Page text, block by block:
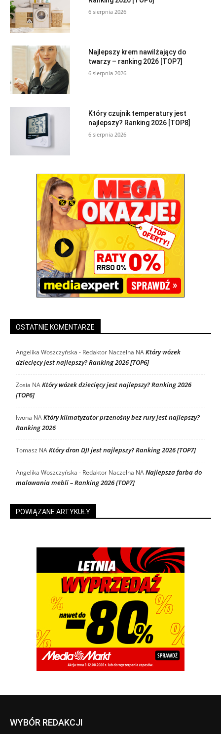
6 sierpnia 2026
Najlepszy krem nawilżający do
twarzy – ranking 2026 [TOP7]
6 sierpnia 2026
Który czujnik temperatury jest
najlepszy? Ranking 2026 [TOP8]
6 sierpnia 2026
OSTATNIE KOMENTARZE
Angelika Woszczyńska - Redaktor Naczelna NAKtóry wózek
dziecięcy jest najlepszy? Ranking 2026 [TOP6]
Zosia NAKtóry wózek dziecięcy jest najlepszy? Ranking 2026
[TOP6]
Iwona NAKtóry klimatyzator przenośny bez rury jest najlepszy?
Ranking 2026
Tomasz NAKtóry dron DJI jest najlepszy? Ranking 2026 [TOP7]
Angelika Woszczyńska - Redaktor Naczelna NANajlepsza farba do
malowania mebli – Ranking 2026 [TOP7]
POWIĄZANE ARTYKUŁY
WYBÓR REDAKCJI